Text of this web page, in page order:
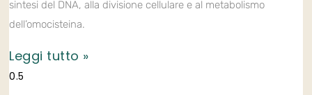
sintesi del DNA, alla divisione cellulare e al metabolismo
dell’omocisteina.
Leggi tutto »